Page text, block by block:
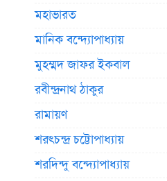
মহাভারত
মানিক বন্দ্যোপাধ্যায়
মুহম্মদ জাফর ইকবাল
রবীন্দ্রনাথ ঠাকুর
রামায়ণ
শরৎচন্দ্র চট্টোপাধ্যায়
শরদিন্দু বন্দ্যোপাধ্যায়